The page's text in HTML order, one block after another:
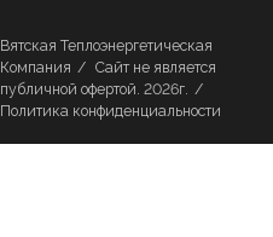
Вятская Теплоэнергетическая
Компания / Сайт не является
публичной офертой. 2026г. /
Политика конфиденциальности